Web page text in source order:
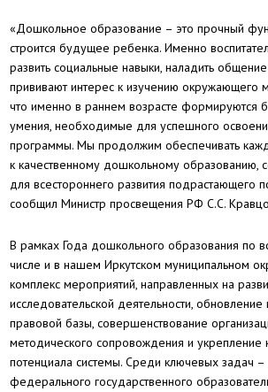
«Дошкольное образование – это прочный
строится будущее ребенка. Именно
развить социальные навыки, наладить
прививают интерес к изучению окружающего
что именно в раннем возрасте формируются
умения, необходимые для успешного
программы. Мы продолжим обеспечивать
к качественному дошкольному образованию,
для всестороннего развития подрастающего
сообщил Министр просвещения РФ С.С.
В рамках Года дошкольного образования по
числе и в нашем Иркутском муниципальном
комплекс мероприятий, направленных на
исследовательской деятельности,
правовой базы, совершенствование
методического сопровождения и укрепление
потенциала системы. Среди ключевых задач
федерального государственного